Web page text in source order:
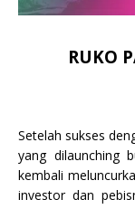
RUKO
Setelah sukses
yang dilaunching
kembali
investor dan